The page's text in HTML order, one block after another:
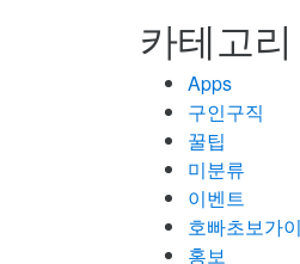
카테고리
Apps
구인구직
꿀팁
미분류
이벤트
호빠초보가
홍보